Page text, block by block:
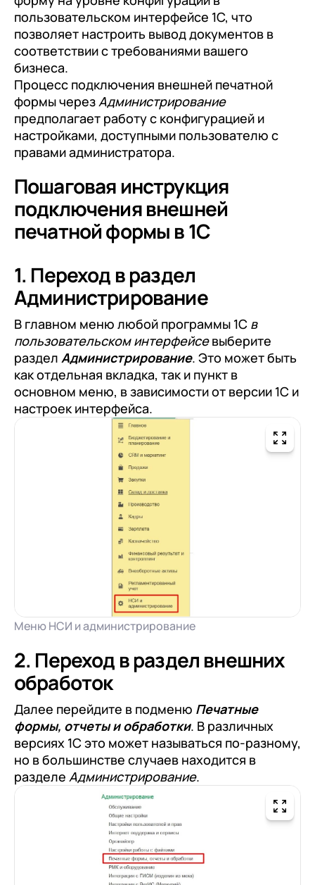
пользовательском интерфейсе 1С, что
позволяет настроить вывод документов в
соответствии с требованиями вашего
бизнеса.
Процесс подключения внешней печатной
формы черезАдминистрирование
предполагает работу с конфигурацией и
настройками, доступными пользователю с
правами администратора.
Пошаговая инструкция
подключения внешней
печатной формы в 1С
1. Переход в раздел
Администрирование
В главном меню любой программы 1С в
пользовательском интерфейсевыберите
раздел Администрирование. Это может быть
как отдельная вкладка, так и пункт в
основном меню, в зависимости от версии 1С и
настроек интерфейса.
Меню НСИ и администрирование
2. Переход в раздел внешних
обработок
Далее перейдите в подменю Печатные
формы, отчеты и обработки. В различных
версиях 1С это может называться по-разному,
но в большинстве случаев находится в
разделе Администрирование.